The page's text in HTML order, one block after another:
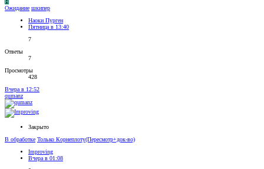
Н
Ожидание шкипер
Наоки Пурген
Пятница в 13:40
7
Ответы
7
Просмотры
428
Вчера в 12:52
qumanz
Закрыто
В обработке Только Корнеплоту(Пересмотр+док-во)
Improving
Вчера в 01:08